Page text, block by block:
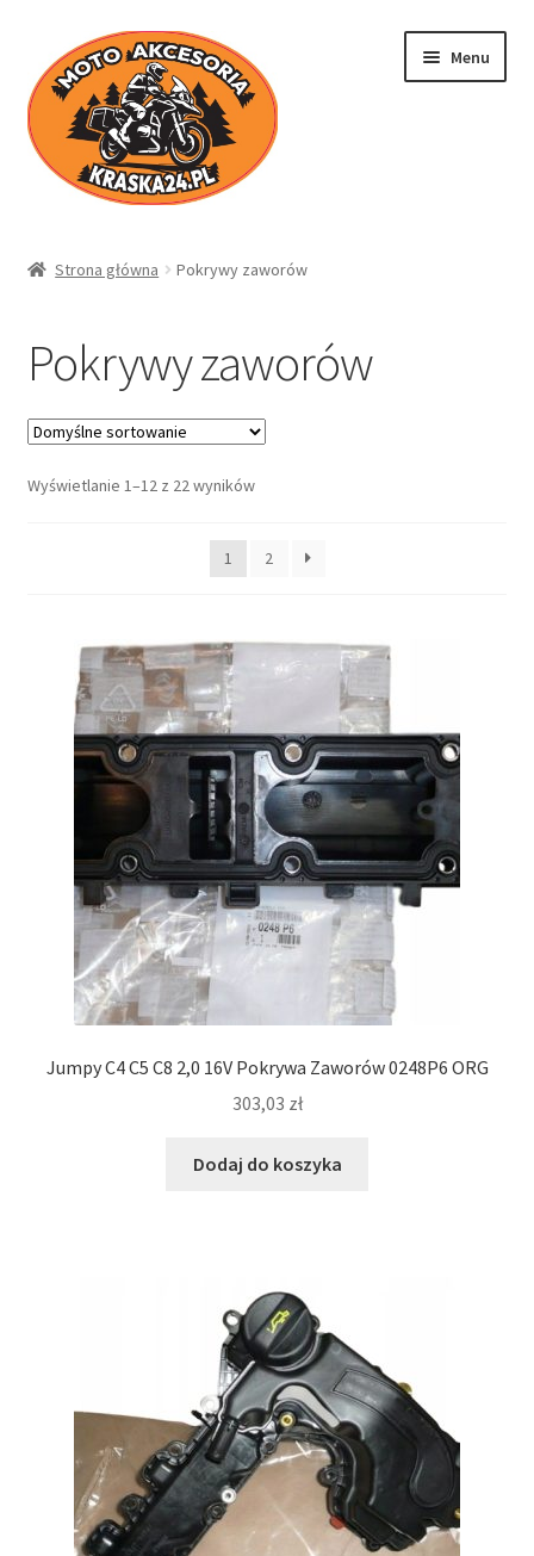
Przejdź
do
nawigacji
Przejdź
do
treści
Menu
Koszyk
Moje konto
Regulamin
Strona główna Pokrywy zaworów
Pokrywy zaworów
Wyświetlanie 1–12 z 22 wyników
1 2
Jumpy C4 C5 C8 2,0 16V Pokrywa Zaworów 0248P6 ORG
303,03 zł
Dodaj do koszyka